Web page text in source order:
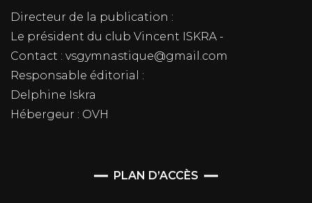
Directeur de la publication :
Le président du club Vincent ISKRA -
Contact : vsgymnastique@gmail.com
Responsable éditorial :
Delphine Iskra
Hébergeur : OVH
PLAN D’ACCÈS